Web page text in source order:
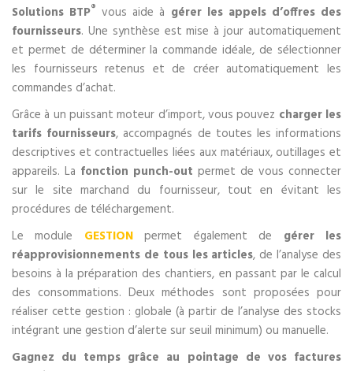
Solutions BTP® vous aide à gérer les appels d’offres des
fournisseurs. Une synthèse est mise à jour automatiquement
et permet de déterminer la commande idéale, de sélectionner
les fournisseurs retenus et de créer automatiquement les
commandes d’achat.
Grâce à un puissant moteur d’import, vous pouvez charger les
tarifs fournisseurs, accompagnés de toutes les informations
descriptives et contractuelles liées aux matériaux, outillages et
appareils. La fonction punch-out permet de vous connecter
sur le site marchand du fournisseur, tout en évitant les
procédures de téléchargement.
Le module GESTION permet également de gérer les
réapprovisionnements de tous les articles, de l’analyse des
besoins à la préparation des chantiers, en passant par le calcul
des consommations. Deux méthodes sont proposées pour
réaliser cette gestion : globale (à partir de l’analyse des stocks
intégrant une gestion d’alerte sur seuil minimum) ou manuelle.
Gagnez du temps grâce au pointage de vos factures